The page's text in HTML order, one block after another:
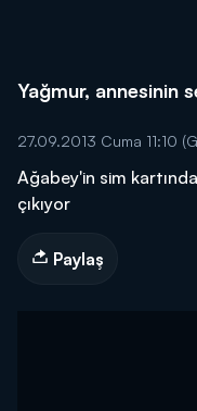
Yağmur, annesinin
27.09.2013 Cuma 11:10
Ağabey'in sim
çıkıyor
Paylaş